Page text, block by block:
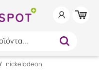
/ nickelodeon